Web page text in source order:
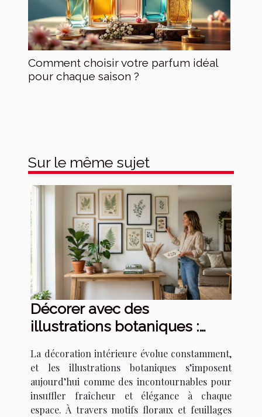
Comment choisir votre parfum idéal
pour chaque saison ?
Sur le même sujet
Décorer avec des
illustrations botaniques :
La décoration intérieure évolue constamment,
et les illustrations botaniques s’imposent
aujourd’hui comme des incontournables pour
insuffler fraîcheur et élégance à chaque
espace. À travers motifs floraux et feuillages